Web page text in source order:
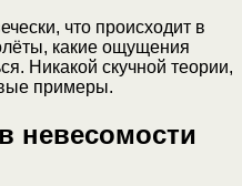
что происходит в
какие ощущения
Никакой скучной теории,
примеры.
невесомости